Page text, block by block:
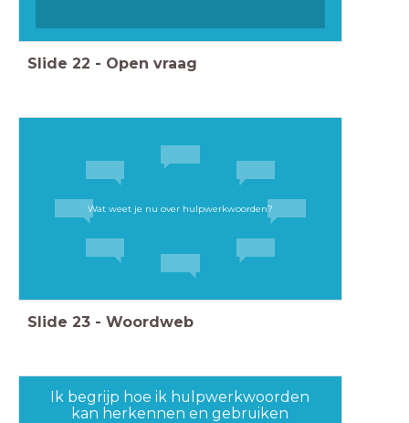
Slide 22 - Open vraag
Wat weet je nu over hulpwerkwoorden?
Slide 23 - Woordweb
Ik begrijp hoe ik hulpwerkwoorden
kan herkennen en gebruiken